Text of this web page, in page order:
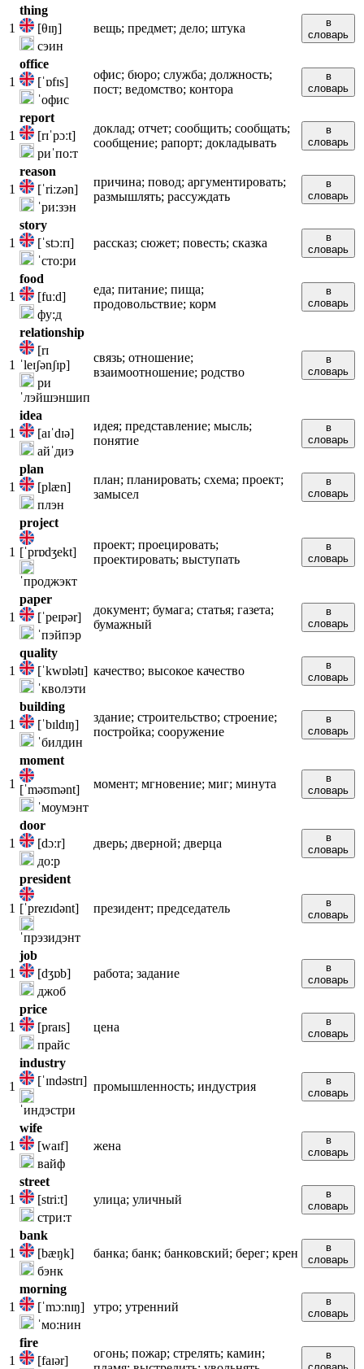
1
thing
[θɪŋ]
сэин
вещь; предмет; дело; штука
в
словарь
1
office
[ˈɒfɪs]
ˈофис
офис; бюро; служба; должность;
пост; ведомство; контора
в
словарь
1
report
[rɪˈpɔːt]
риˈпо:т
доклад; отчет; сообщить; сообщать;
сообщение; рапорт; докладывать
в
словарь
1
reason
[ˈriːzən]
ˈри:зэн
причина; повод; аргументировать;
размышлять; рассуждать
в
словарь
1
story
[ˈstɔːrɪ]
ˈсто:ри
рассказ; сюжет; повесть; сказка
в
словарь
1
food
[fuːd]
фу:д
еда; питание; пища;
продовольствие; корм
в
словарь
1
relationship
[rɪ
ˈleɪʃənʃɪp]
ри
ˈлэйшэншип
связь; отношение;
взаимоотношение; родство
в
словарь
1
idea
[aɪˈdɪə]
айˈдиэ
идея; представление; мысль;
понятие
в
словарь
1
plan
[plæn]
плэн
план; планировать; схема; проект;
замысел
в
словарь
1
project
[ˈprɒdʒekt]
ˈпроджэкт
проект; проецировать;
проектировать; выступать
в
словарь
1
paper
[ˈpeɪpər]
ˈпэйпэр
документ; бумага; статья; газета;
бумажный
в
словарь
1
quality
[ˈkwɒlətɪ]
ˈкволэти
качество; высокое качество
в
словарь
1
building
[ˈbɪldɪŋ]
ˈбилдин
здание; строительство; строение;
постройка; сооружение
в
словарь
1
moment
[ˈməʊmənt]
ˈмоумэнт
момент; мгновение; миг; минута
в
словарь
1
door
[dɔːr]
до:р
дверь; дверной; дверца
в
словарь
1
president
[ˈprezɪdənt]
ˈпрэзидэнт
президент; председатель
в
словарь
1
job
[dʒɒb]
джоб
работа; задание
в
словарь
1
price
[praɪs]
прайс
цена
в
словарь
1
industry
[ˈɪndəstrɪ]
ˈиндэстри
промышленность; индустрия
в
словарь
1
wife
[waɪf]
вайф
жена
в
словарь
1
street
[striːt]
стри:т
улица; уличный
в
словарь
1
bank
[bæŋk]
бэнк
банка; банк; банковский; берег; крен
в
словарь
1
morning
[ˈmɔːnɪŋ]
ˈмо:нин
утро; утренний
в
словарь
1
fire
[faɪər]
огонь; пожар; стрелять; камин;
в